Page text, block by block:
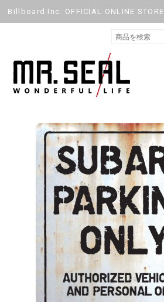
Billboard Inc. OFFICIAL ONLINE STORE